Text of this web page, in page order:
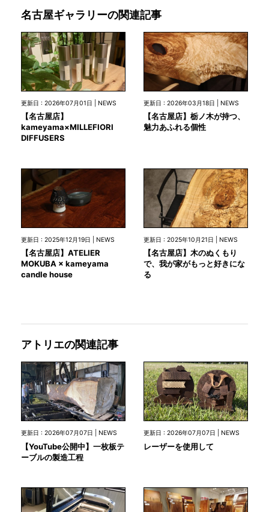
名古屋ギャラリーの関連記事
更新日 : 2026年07月01日 | NEWS
【名古屋店】
kameyama×MILLEFIORI
DIFFUSERS
更新日 : 2026年03月18日 | NEWS
【名古屋店】栃ノ木が持つ、
魅力あふれる個性
更新日 : 2025年12月19日 | NEWS
【名古屋店】ATELIER
MOKUBA × kameyama
candle house
更新日 : 2025年10月21日 | NEWS
【名古屋店】木のぬくもり
で、我が家がもっと好きにな
る
アトリエの関連記事
更新日 : 2026年07月07日 | NEWS
【YouTube公開中】一枚板テ
ーブルの製造工程
更新日 : 2026年07月07日 | NEWS
レーザーを使用して